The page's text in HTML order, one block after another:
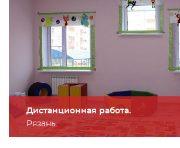
Дистанционная работа.
Рязань.